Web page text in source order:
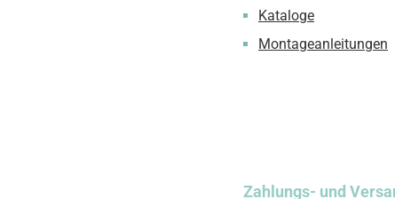
Kataloge
Montageanleitungen
Zahlungs- und